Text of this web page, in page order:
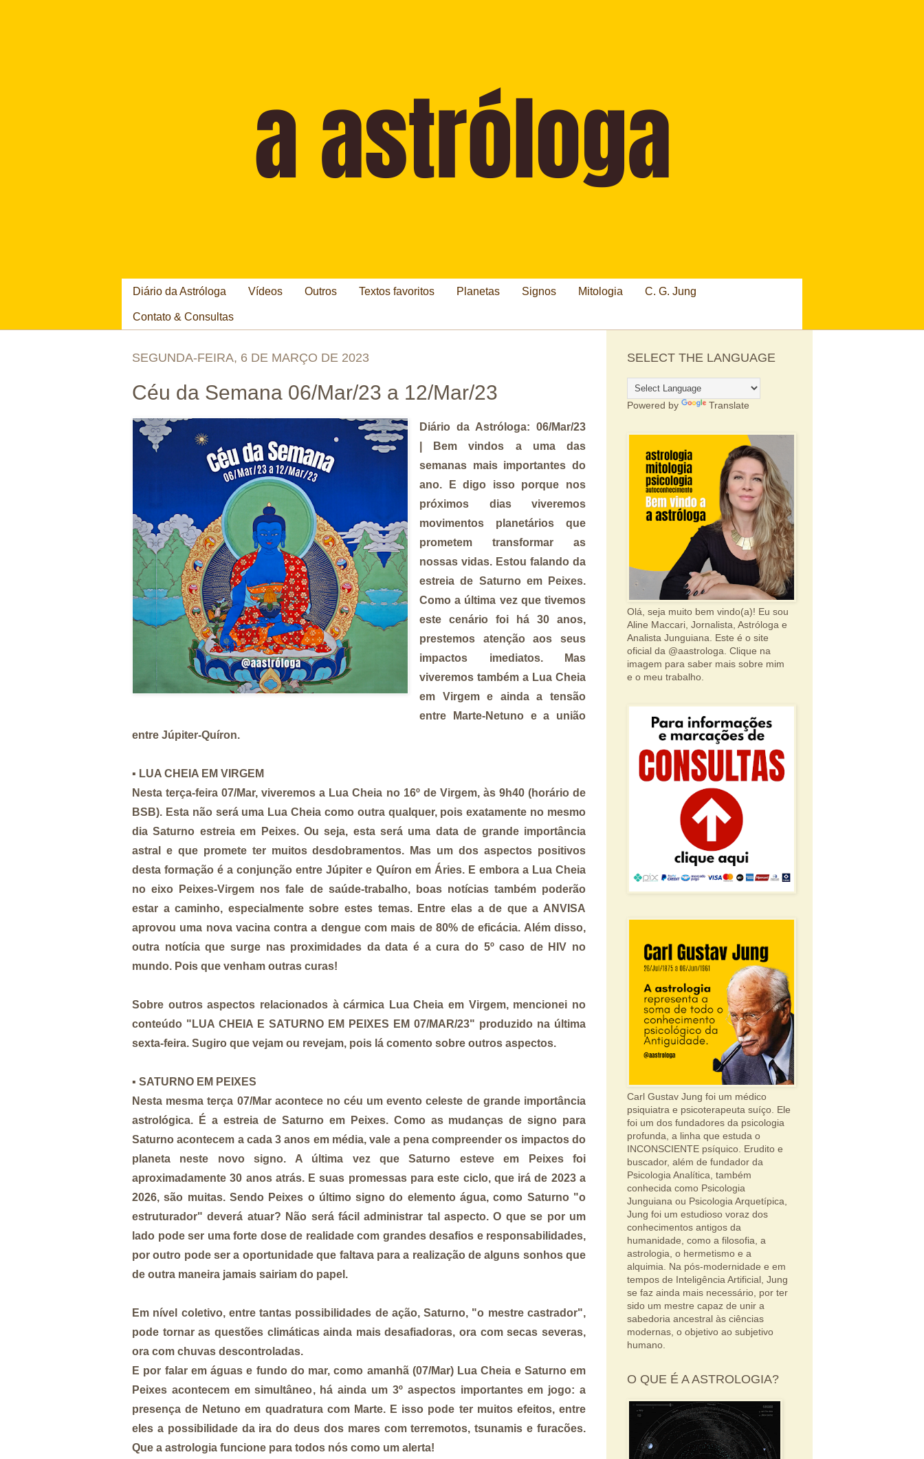
Diário da Astróloga Vídeos Outros Textos favoritos Planetas Signos Mitologia C. G. Jung
Contato & Consultas
SEGUNDA-FEIRA, 6 DE MARÇO DE 2023
Céu da Semana 06/Mar/23 a 12/Mar/23
Diário da Astróloga: 06/Mar/23
| Bem vindos a uma das
semanas mais importantes do
ano. E digo isso porque nos
próximos dias viveremos
movimentos planetários que
prometem transformar as
nossas vidas. Estou falando da
estreia de Saturno em Peixes.
Como a última vez que tivemos
este cenário foi há 30 anos,
prestemos atenção aos seus
impactos imediatos. Mas
viveremos também a Lua Cheia
em Virgem e ainda a tensão
entre Marte-Netuno e a união
entre Júpiter-Quíron.
▪️ LUA CHEIA EM VIRGEM
Nesta terça-feira 07/Mar, viveremos a Lua Cheia no 16º de Virgem, às 9h40 (horário de
BSB). Esta não será uma Lua Cheia como outra qualquer, pois exatamente no mesmo
dia Saturno estreia em Peixes. Ou seja, esta será uma data de grande importância
astral e que promete ter muitos desdobramentos. Mas um dos aspectos positivos
desta formação é a conjunção entre Júpiter e Quíron em Áries. E embora a Lua Cheia
no eixo Peixes-Virgem nos fale de saúde-trabalho, boas notícias também poderão
estar a caminho, especialmente sobre estes temas. Entre elas a de que a ANVISA
aprovou uma nova vacina contra a dengue com mais de 80% de eficácia. Além disso,
outra notícia que surge nas proximidades da data é a cura do 5º caso de HIV no
mundo. Pois que venham outras curas!
Sobre outros aspectos relacionados à cármica Lua Cheia em Virgem, mencionei no
conteúdo "LUA CHEIA E SATURNO EM PEIXES EM 07/MAR/23" produzido na última
sexta-feira. Sugiro que vejam ou revejam, pois lá comento sobre outros aspectos.
▪️ SATURNO EM PEIXES
Nesta mesma terça 07/Mar acontece no céu um evento celeste de grande importância
astrológica. É a estreia de Saturno em Peixes. Como as mudanças de signo para
Saturno acontecem a cada 3 anos em média, vale a pena compreender os impactos do
planeta neste novo signo. A última vez que Saturno esteve em Peixes foi
aproximadamente 30 anos atrás. E suas promessas para este ciclo, que irá de 2023 a
2026, são muitas. Sendo Peixes o último signo do elemento água, como Saturno "o
estruturador" deverá atuar? Não será fácil administrar tal aspecto. O que se por um
lado pode ser uma forte dose de realidade com grandes desafios e responsabilidades,
por outro pode ser a oportunidade que faltava para a realização de alguns sonhos que
de outra maneira jamais sairiam do papel.
Em nível coletivo, entre tantas possibilidades de ação, Saturno, "o mestre castrador",
pode tornar as questões climáticas ainda mais desafiadoras, ora com secas severas,
ora com chuvas descontroladas.
E por falar em águas e fundo do mar, como amanhã (07/Mar) Lua Cheia e Saturno em
Peixes acontecem em simultâneo, há ainda um 3º aspectos importantes em jogo: a
presença de Netuno em quadratura com Marte. E isso pode ter muitos efeitos, entre
eles a possibilidade da ira do deus dos mares com terremotos, tsunamis e furacões.
Que a astrologia funcione para todos nós como um alerta!
SELECT THE LANGUAGE
Powered by Translate
Olá, seja muito bem vindo(a)! Eu sou
Aline Maccari, Jornalista, Astróloga e
Analista Junguiana. Este é o site
oficial da @aastrologa. Clique na
imagem para saber mais sobre mim
e o meu trabalho.
Carl Gustav Jung foi um médico
psiquiatra e psicoterapeuta suíço. Ele
foi um dos fundadores da psicologia
profunda, a linha que estuda o
INCONSCIENTE psíquico. Erudito e
buscador, além de fundador da
Psicologia Analítica, também
conhecida como Psicologia
Junguiana ou Psicologia Arquetípica,
Jung foi um estudioso voraz dos
conhecimentos antigos da
humanidade, como a filosofia, a
astrologia, o hermetismo e a
alquimia. Na pós-modernidade e em
tempos de Inteligência Artificial, Jung
se faz ainda mais necessário, por ter
sido um mestre capaz de unir a
sabedoria ancestral às ciências
modernas, o objetivo ao subjetivo
humano.
O QUE É A ASTROLOGIA?